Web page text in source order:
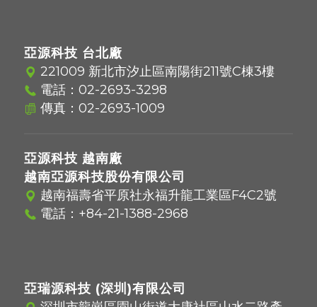
亞源科技 台北廠
221009 新北市汐止區南陽街211號C棟3樓
電話： 02-2693-3298
傳真：02-2693-1009
亞源科技 越南廠
越南亞源科技股份有限公司
越南福壽省平原社永福升龍工業區F4C2號
電話： +84-21-1388-2968
亞瑞源科技 (深圳)有限公司